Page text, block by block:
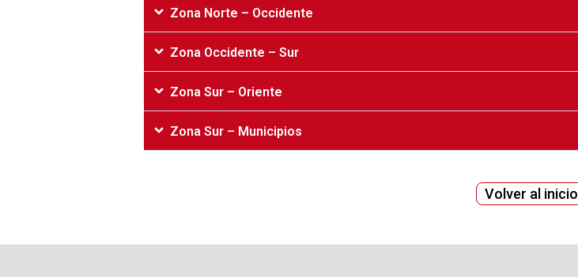
Zona Norte – Occidente
Zona Occidente – Sur
Zona Sur – Oriente
Zona Sur – Municipios
Volver‌ ‌al‌ ‌inicio